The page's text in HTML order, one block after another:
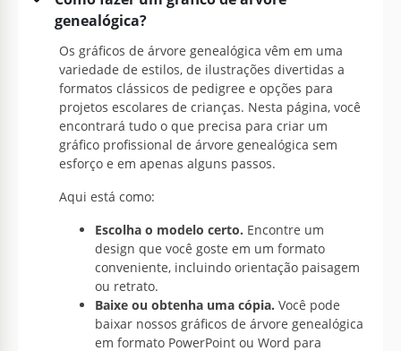
genealógica?
Os gráficos de árvore genealógica vêm em uma
variedade de estilos, de ilustrações divertidas a
formatos clássicos de pedigree e opções para
projetos escolares de crianças. Nesta página, você
encontrará tudo o que precisa para criar um
gráfico profissional de árvore genealógica sem
esforço e em apenas alguns passos.
Aqui está como:
Escolha o modelo certo. Encontre um
design que você goste em um formato
conveniente, incluindo orientação paisagem
ou retrato.
Baixe ou obtenha uma cópia. Você pode
baixar nossos gráficos de árvore genealógica
em formato PowerPoint ou Word para